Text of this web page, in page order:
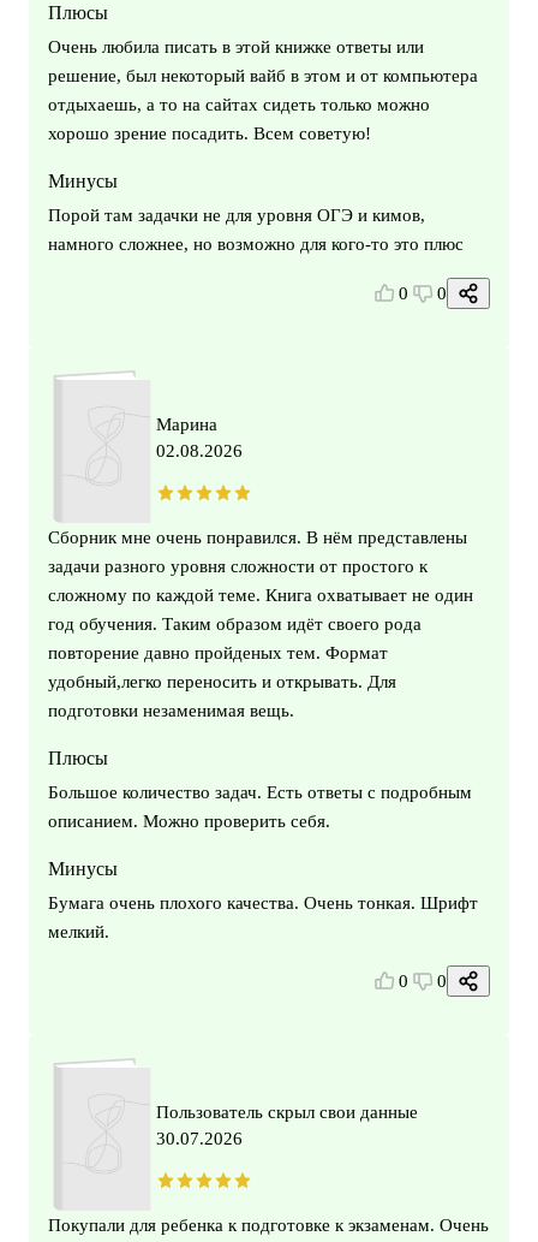
Плюсы
Очень любила писать в этой книжке ответы или
решение, был некоторый вайб в этом и от компьютера
отдыхаешь, а то на сайтах сидеть только можно
хорошо зрение посадить. Всем советую!
Минусы
Порой там задачки не для уровня ОГЭ и кимов,
намного сложнее, но возможно для кого-то это плюс
0 0
Марина
02.08.2026
Сборник мне очень понравился. В нём представлены
задачи разного уровня сложности от простого к
сложному по каждой теме. Книга охватывает не один
год обучения. Таким образом идёт своего рода
повторение давно пройденых тем. Формат
удобный,легко переносить и открывать. Для
подготовки незаменимая вещь.
Плюсы
Большое количество задач. Есть ответы с подробным
описанием. Можно проверить себя.
Минусы
Бумага очень плохого качества. Очень тонкая. Шрифт
мелкий.
0 0
Пользователь скрыл свои данные
30.07.2026
Покупали для ребенка к подготовке к экзаменам. Очень